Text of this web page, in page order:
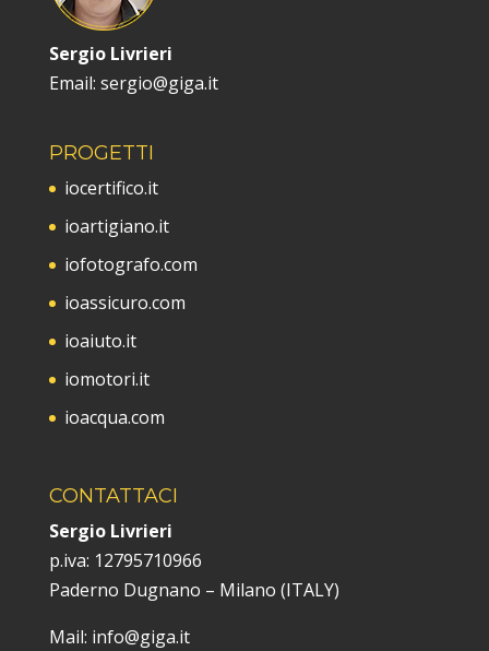
Sergio Livrieri
Email: sergio@giga.it
PROGETTI
iocertifico.it
ioartigiano.it
iofotografo.com
ioassicuro.com
ioaiuto.it
iomotori.it
ioacqua.com
CONTATTACI
Sergio Livrieri
p.iva: 12795710966
Paderno Dugnano – Milano (ITALY)
Mail: info@giga.it